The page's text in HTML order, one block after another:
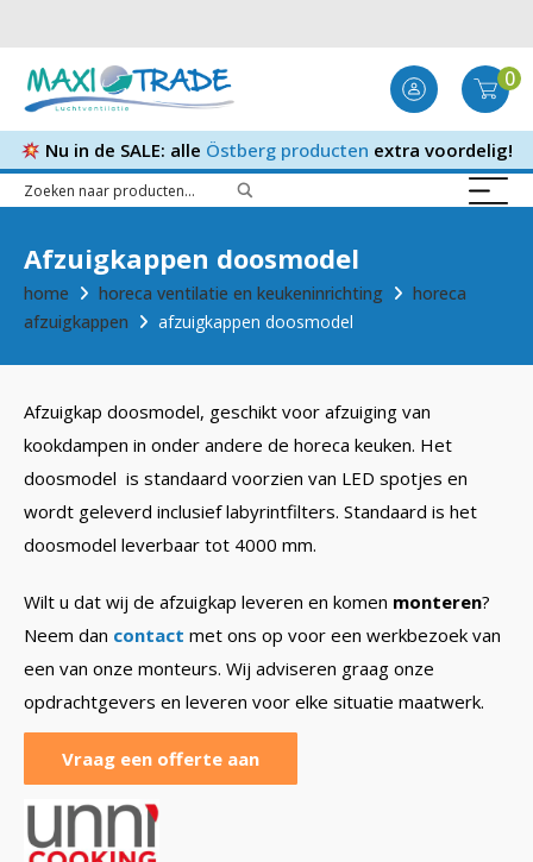
0
Nu in de SALE: alle Östberg producten extra voordelig!
Afzuigkappen doosmodel
home horeca ventilatie en keukeninrichting
horeca
afzuigkappen
afzuigkappen doosmodel
Afzuigkap doosmodel, geschikt voor afzuiging van
kookdampen in onder andere de horeca keuken. Het
doosmodel is standaard voorzien van LED spotjes en
wordt geleverd inclusief labyrintfilters. Standaard is het
doosmodel leverbaar tot 4000 mm.
Wilt u dat wij de afzuigkap leveren en komen monteren?
Neem dan contact met ons op voor een werkbezoek van
een van onze monteurs. Wij adviseren graag onze
opdrachtgevers en leveren voor elke situatie maatwerk.
Vraag een offerte aan